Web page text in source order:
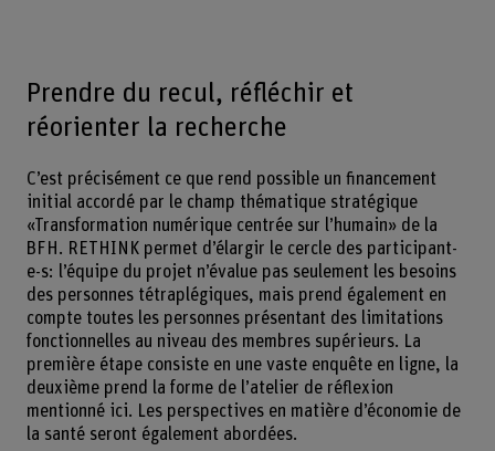
Prendre du recul, réfléchir et
réorienter la recherche
C’est précisément ce que rend possible un financement
initial accordé par le champ thématique stratégique
«Transformation numérique centrée sur l’humain» de la
BFH. RETHINK permet d’élargir le cercle des participant-
e-s: l’équipe du projet n’évalue pas seulement les besoins
des personnes tétraplégiques, mais prend également en
compte toutes les personnes présentant des limitations
fonctionnelles au niveau des membres supérieurs. La
première étape consiste en une vaste enquête en ligne, la
deuxième prend la forme de l’atelier de réflexion
mentionné ici. Les perspectives en matière d’économie de
la santé seront également abordées.